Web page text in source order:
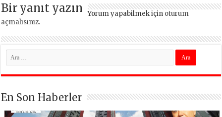
Bir yanıt yazın Yorum yapabilmek için oturum
açmalısınız.
En Son Haberler